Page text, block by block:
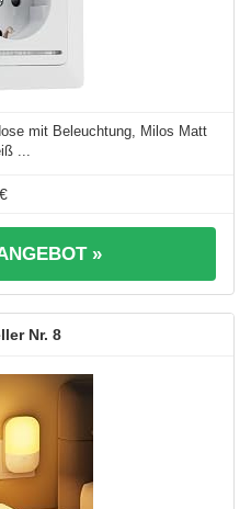
mit Beleuchtung, Milos Matt
...
»
8